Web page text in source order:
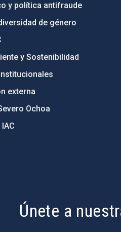
y política antifraude
de género
y Sostenibilidad
externa
Ochoa
Únete a